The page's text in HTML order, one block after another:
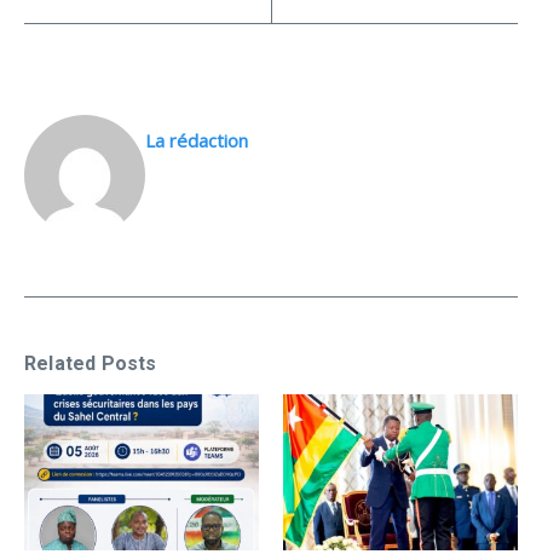
La rédaction
Related Posts